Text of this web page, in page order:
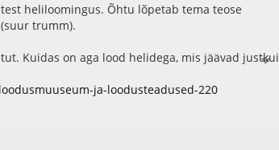
heliloomingus. Õhtu lõpetab tema teose
trumm).
Kuidas on aga lood helidega, mis jäävad justkui
nähtusena? Kaasaegne helilooming on
ja-loodusteadused-220